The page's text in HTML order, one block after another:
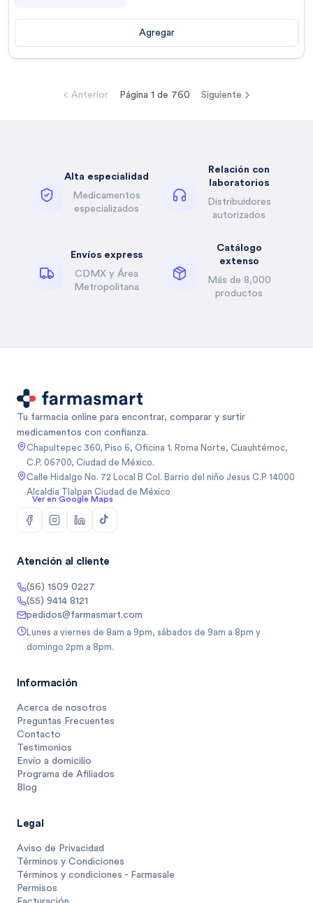
Agregar
Anterior Página 1 de 760 Siguiente
Alta especialidad
Medicamentos
especializados
Relación con
laboratorios
Distribuidores
autorizados
Envíos express
CDMX y Área
Metropolitana
Catálogo
extenso
Más de 8,000
productos
Tu farmacia online para encontrar, comparar y surtir
medicamentos con confianza.
Chapultepec 360, Piso 6, Oficina 1. Roma Norte, Cuauhtémoc,
C.P. 06700, Ciudad de México.
Calle Hidalgo No. 72 Local B Col. Barrio del niño Jesus C.P 14000
Alcaldia Tlalpan Ciudad de México
Ver en Google Maps
Atención al cliente
(56) 1509 0227
(55) 9414 8121
pedidos@farmasmart.com
Lunes a viernes de 8am a 9pm, sábados de 9am a 8pm y
domingo 2pm a 8pm.
Información
Acerca de nosotros
Preguntas Frecuentes
Contacto
Testimonios
Envío a domicilio
Programa de Afiliados
Blog
Legal
Aviso de Privacidad
Términos y Condiciones
Términos y condiciones - Farmasale
Permisos